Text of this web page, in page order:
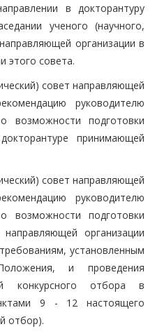
в докторантуру
ученого (научного,
организации в
этого совета.
совет направляющей
руководителю
возможности подготовки
принимающей
совет направляющей
руководителю
возможности подготовки
организации
установленным
и проведения
конкурсного отбора в
9 - 12 настоящего
отбор).